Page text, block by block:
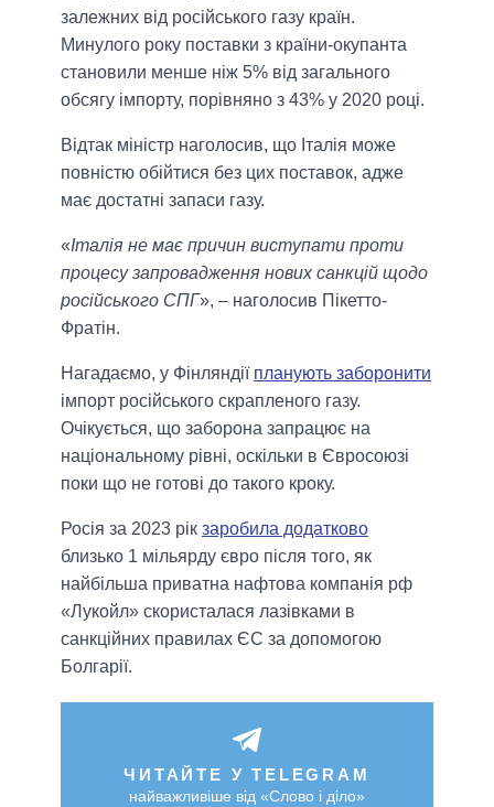
залежних від російського газу країн.
Минулого року поставки з країни-окупанта
становили менше ніж 5% від загального
обсягу імпорту, порівняно з 43% у 2020 році.
Відтак міністр наголосив, що Італія може
повністю обійтися без цих поставок, адже
має достатні запаси газу.
«Італія не має причин виступати проти
процесу запровадження нових санкцій щодо
російського СПГ», – наголосив Пікетто-
Фратін.
Нагадаємо, у Фінляндії планують заборонити
імпорт російського скрапленого газу.
Очікується, що заборона запрацює на
національному рівні, оскільки в Євросоюзі
поки що не готові до такого кроку.
Росія за 2023 рік заробила додатково
близько 1 мільярду євро після того, як
найбільша приватна нафтова компанія рф
«Лукойл» скористалася лазівками в
санкційних правилах ЄС за допомогою
Болгарії.
ЧИТАЙТЕ У TELEGRAM
найважливіше від «Слово і діло»